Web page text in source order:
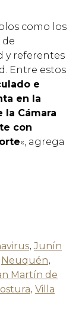
como los
de
y referentes
Entre estos
e
en la
Cámara
con
«, agrega
,Junín
Neuquén,
Martín de
, Villa